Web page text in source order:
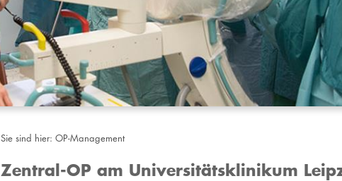
Sie sind hier:OP-Management
Zentral-OP am Universitätsklinikum